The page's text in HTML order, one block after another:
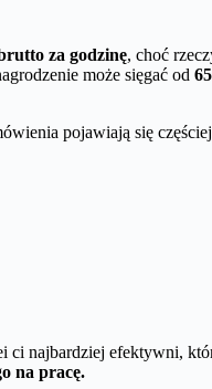
za godzinę, choć
może sięgać od
pojawiają się
ci najbardziej efektywni,
na pracę.